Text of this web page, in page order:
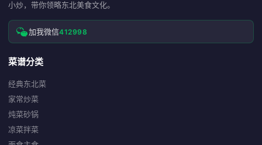
小炒，带你领略东北美食文化。
加我微信412998
菜谱分类
经典东北菜
家常炒菜
炖菜砂锅
凉菜拌菜